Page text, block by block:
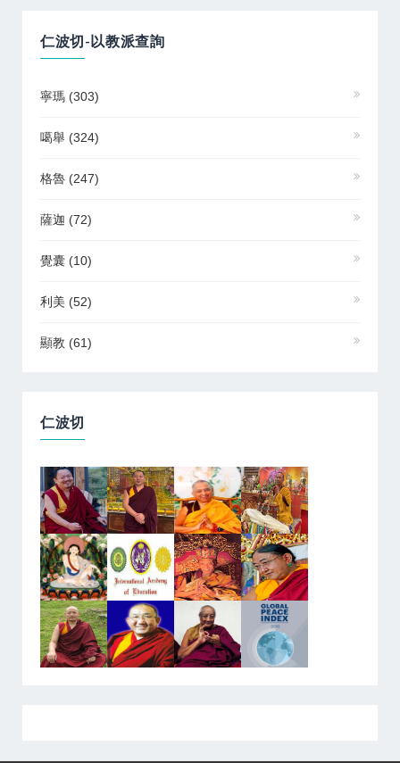
仁波切-以教派查詢
寧瑪 (303)
噶舉 (324)
格魯 (247)
薩迦 (72)
覺囊 (10)
利美 (52)
顯教 (61)
仁波切